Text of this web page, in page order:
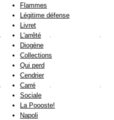
Flammes
Légitime défense
Livret
L'arrêté
Diogène
Collections
Qui perd
Cendrier
Carré
Sociale
La Poooste!
Napoli